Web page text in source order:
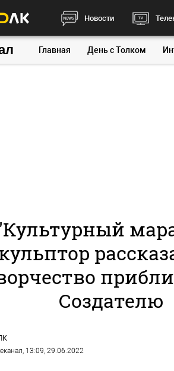
Новости
Главная День с Толком
Создателю
, 13:09, 29.06.2022